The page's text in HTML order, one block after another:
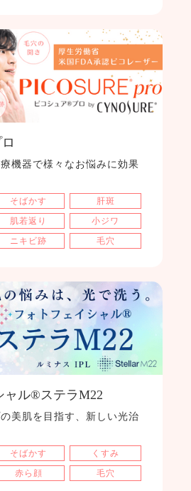
機器で様々なお悩みに効果
そばかす
肝斑
肌若返り
小ジワ
ニキビ跡 毛穴
ャル®ステラM22
美肌を目指す、新しい光治
そばかす
くすみ
赤ら顔 毛穴